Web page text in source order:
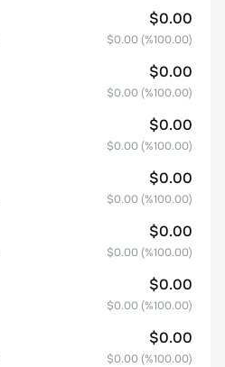
$0.00
$0.00 (%100.00)
$0.00
$0.00 (%100.00)
$0.00
$0.00 (%100.00)
$0.00
$0.00 (%100.00)
$0.00
$0.00 (%100.00)
$0.00
$0.00 (%100.00)
$0.00
$0.00 (%100.00)